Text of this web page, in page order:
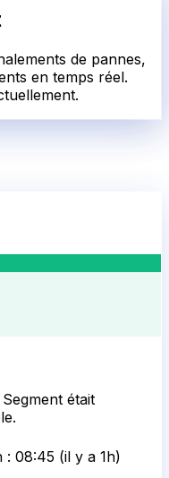
de pannes,
en temps réel.
Segment était
: 08:45 (il y a 1h)